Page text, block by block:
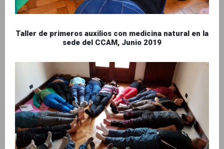
Taller de primeros auxilios con medicina natural en la
sede del CCAM, Junio 2019